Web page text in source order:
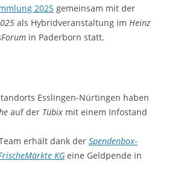
2025 gemeinsam mit der
als Hybridveranstaltung im Heinz
in Paderborn statt.
Esslingen-Nürtingen haben
auf der Tübix mit einem Infostand
erhält dank der Spendenbox-
KG eine Geldpende in